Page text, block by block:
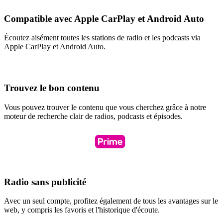
Compatible avec Apple CarPlay et Android Auto
Écoutez aisément toutes les stations de radio et les podcasts via
Apple CarPlay et Android Auto.
Trouvez le bon contenu
Vous pouvez trouver le contenu que vous cherchez grâce à notre
moteur de recherche clair de radios, podcasts et épisodes.
Radio sans publicité
Avec un seul compte, profitez également de tous les avantages sur le
web, y compris les favoris et l'historique d'écoute.